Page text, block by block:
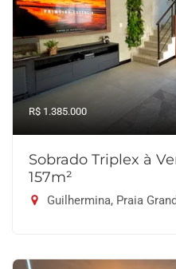
R$ 1.385.000
Sobrado Triplex à
157m²
Guilhermina, Praia